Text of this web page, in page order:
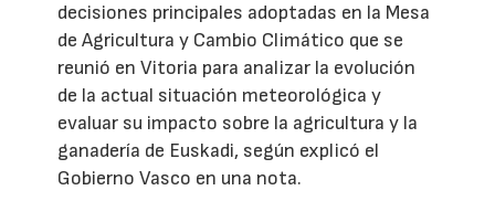
decisiones principales adoptadas en la Mesa
de Agricultura y Cambio Climático que se
reunió en Vitoria para analizar la evolución
de la actual situación meteorológica y
evaluar su impacto sobre la agricultura y la
ganadería de Euskadi, según explicó el
Gobierno Vasco en una nota.